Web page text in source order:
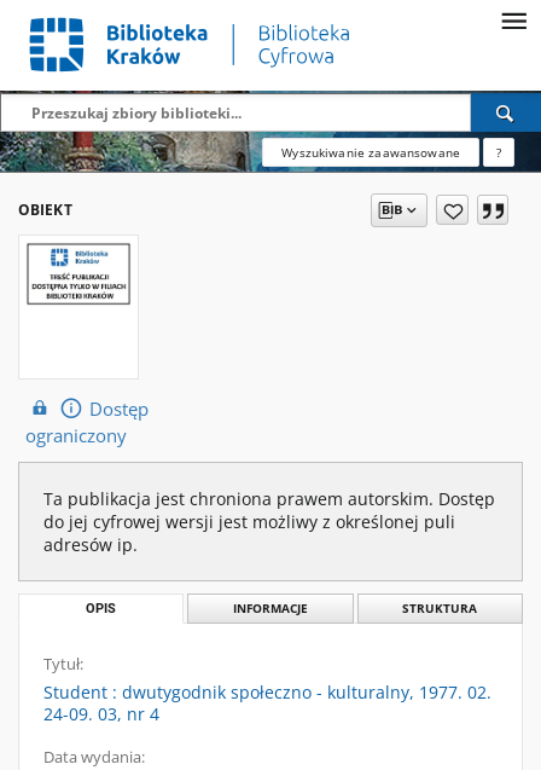
Wyszukiwanie zaawansowane ?
OBIEKT
Dostęp
ograniczony
Ta publikacja jest chroniona prawem autorskim. Dostęp
do jej cyfrowej wersji jest możliwy z określonej puli
adresów ip.
OPIS INFORMACJE STRUKTURA
Tytuł:
Student : dwutygodnik społeczno - kulturalny, 1977. 02.
24-09. 03, nr 4
Data wydania: